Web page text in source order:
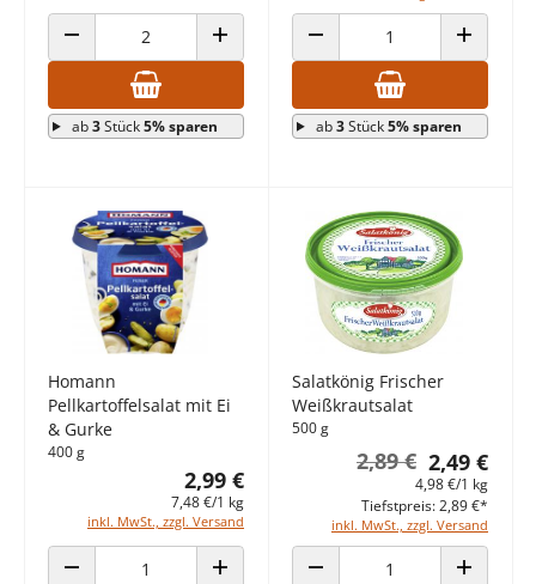
ANZAHL VERRINGERN ANZAHL ERHÖHEN
ab3Stück5% sparen
ANZAHL VERRINGERN ANZAHL
ab3Stück5% sparen
Homann
Pellkartoffelsalat mit Ei
& Gurke
400 g
2,99 €
7,48 €/1 kg
inkl. MwSt., zzgl. Versand
Salatkönig Frischer
Weißkrautsalat
500 g
2,49 €
2,89 €
4,98 €/1 kg
inkl. MwSt., zzgl. Versand
Tiefstpreis: 2,89 €*